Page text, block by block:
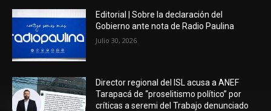
Editorial | Sobre la declaración del
Gobierno ante nota de Radio Paulina
Julio 30, 2026
Director regional del ISL acusa a ANEF
Tarapacá de “proselitismo político” por
críticas a seremi del Trabajo denunciado